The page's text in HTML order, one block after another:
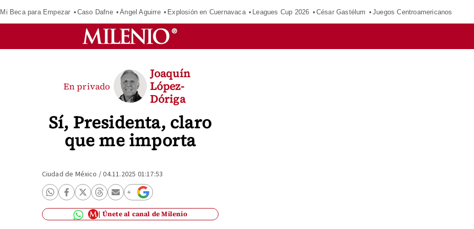
Mi Beca para Empezar Caso Dafne Ángel Aguirre Explosión en Cuernavaca Leagues Cup 2026 César Gastélum Juegos Centroamericanos
Sí, Presidenta, claro
que me importa
En privado
Joaquín
López-
Dóriga
Ciudad de México /04.11.2025 01:17:53
Únete al canal de Milenio